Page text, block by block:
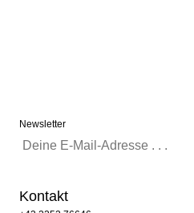
Newsletter
Kontakt